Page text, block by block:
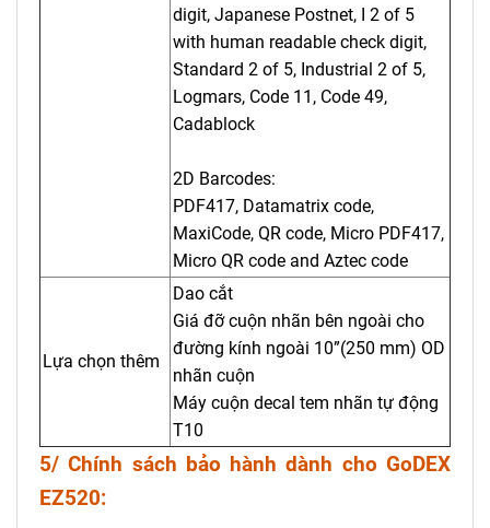
digit, Japanese Postnet, I 2 of 5
with human readable check digit,
Standard 2 of 5, Industrial 2 of 5,
Logmars, Code 11, Code 49,
Cadablock
2D Barcodes:
PDF417, Datamatrix code,
MaxiCode, QR code, Micro PDF417,
Micro QR code and Aztec code
Lựa chọn thêm
Dao cắt
Giá đỡ cuộn nhãn bên ngoài cho
đường kính ngoài 10”(250 mm) OD
nhãn cuộn
Máy cuộn decal tem nhãn tự động
T10
5/ Chính sách bảo hành dành cho GoDEX
EZ520: